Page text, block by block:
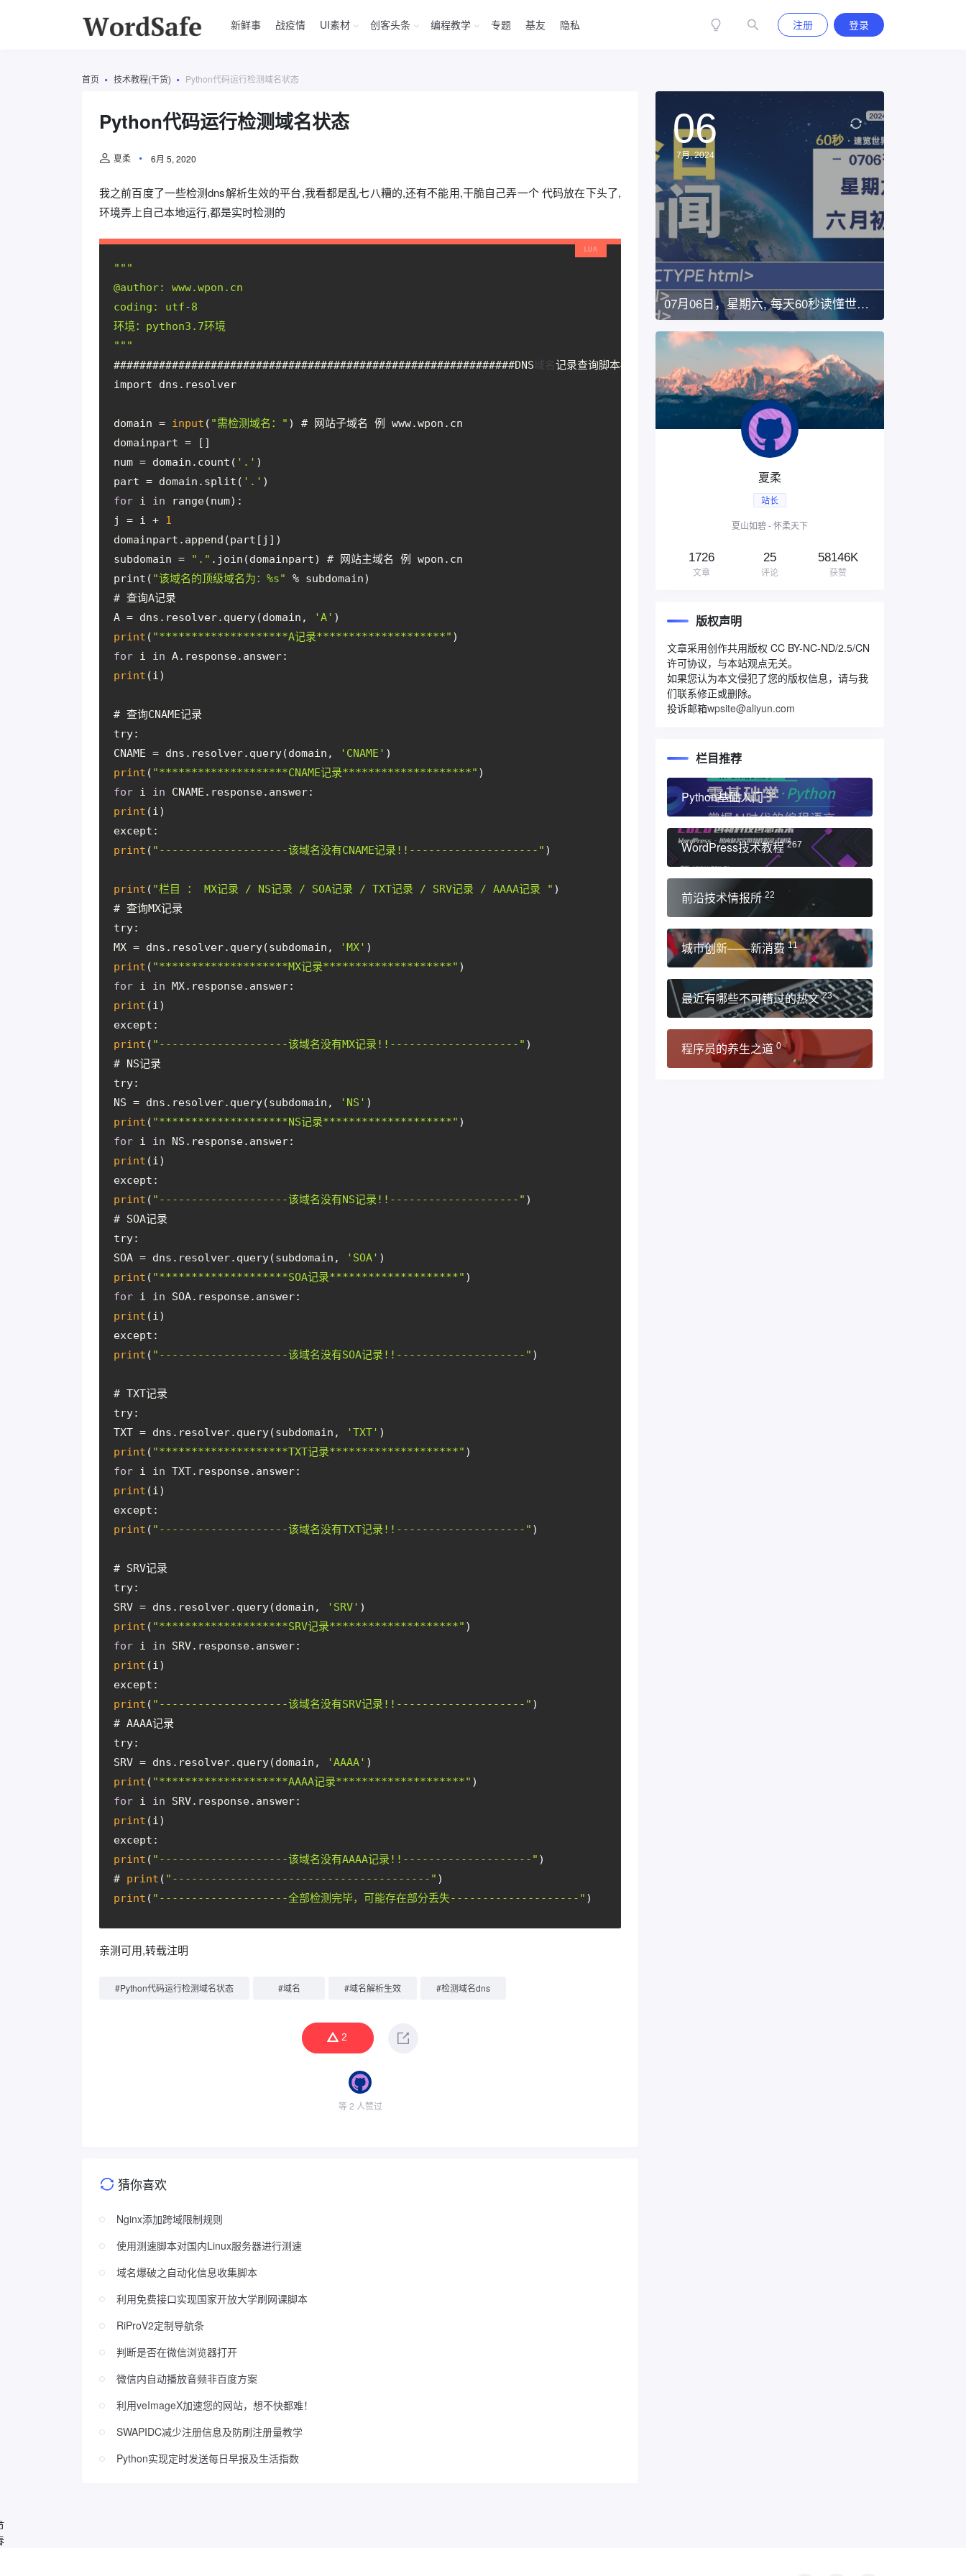
新鲜事 战疫情 UI素材 创客头条 编程教学 专题 基友 隐私 注册 登录
首页 技术教程(干货) Python代码运行检测域名状态
Python代码运行检测域名状态
夏柔 6月 5, 2020
我之前百度了一些检测dns解析生效的平台,我看都是乱七八糟的,还有不能用,干脆自己弄一个 代码放在下头了,
环境弄上自己本地运行,都是实时检测的
"" "
@author: www.wpon.cn
coding: utf-8
环境：python3.7环境
" ""
##############################################################DNS域名记录查询脚本
import dns.resolver
domain = input ( "需检测域名：" ) # 网站子域名 例 www.wpon.cn
domainpart = []
num = domain.count( '.' )
part = domain.split( '.' )
for i in range(num):
j = i + 1
domainpart.append(part[j])
subdomain =
"." .join(domainpart) # 网站主域名 例 wpon.cn
print( "该域名的顶级域名为：%s"
% subdomain)
# 查询A记录
A = dns.resolver.query(domain,
'A' )
print ( "********************A记录********************" )
for i in A.response.answer:
print (i)
# 查询CNAME记录
try:
CNAME = dns.resolver.query(domain,
'CNAME' )
print ( "********************CNAME记录********************" )
for i in CNAME.response.answer:
print (i)
except:
print ( "--------------------该域名没有CNAME记录!!--------------------" )
print ( "栏目 ： MX记录 / NS记录 / SOA记录 / TXT记录 / SRV记录 / AAAA记录 " )
# 查询MX记录
try:
MX = dns.resolver.query(subdomain,
'MX' )
print ( "********************MX记录********************" )
for i in MX.response.answer:
print (i)
except:
print ( "--------------------该域名没有MX记录!!--------------------" )
# NS记录
try:
NS = dns.resolver.query(subdomain,
'NS' )
print ( "********************NS记录********************" )
for i in NS.response.answer:
print (i)
except:
print ( "--------------------该域名没有NS记录!!--------------------" )
# SOA记录
try:
SOA = dns.resolver.query(subdomain,
'SOA' )
print ( "********************SOA记录********************" )
for i in SOA.response.answer:
print (i)
except:
print ( "--------------------该域名没有SOA记录!!--------------------" )
# TXT记录
try:
TXT = dns.resolver.query(subdomain,
'TXT' )
print ( "********************TXT记录********************" )
for i in TXT.response.answer:
print (i)
except:
print ( "--------------------该域名没有TXT记录!!--------------------" )
# SRV记录
try:
SRV = dns.resolver.query(domain,
'SRV' )
print ( "********************SRV记录********************" )
for i in SRV.response.answer:
print (i)
except:
print ( "--------------------该域名没有SRV记录!!--------------------" )
# AAAA记录
try:
SRV = dns.resolver.query(domain,
'AAAA' )
print ( "********************AAAA记录********************" )
for i in SRV.response.answer:
print (i)
except:
print ( "--------------------该域名没有AAAA记录!!--------------------" )
# print ( "----------------------------------------" )
print ( "--------------------全部检测完毕，可能存在部分丢失--------------------" )
亲测可用,转载注明
#Python代码运行检测域名状态 #域名 #域名解析生效 #检测域名dns
2
等 2 人赞过
猜你喜欢
Nginx添加跨域限制规则
使用测速脚本对国内Linux服务器进行测速
域名爆破之自动化信息收集脚本
利用免费接口实现国家开放大学刷网课脚本
RiProV2定制导航条
判断是否在微信浏览器打开
微信内自动播放音频非百度方案
利用veImageX加速您的网站，想不快都难！
SWAPIDC减少注册信息及防刷注册量教学
Python实现定时发送每日早报及生活指数
06
7月, 2024
07月06日，星期六, 每天60秒读懂世
界！
夏柔
站长
夏山如碧 - 怀柔天下
1726
文章
25
评论
58146K
获赞
版权声明
文章采用创作共用版权 CC BY-NC-ND/2.5/CN
许可协议，与本站观点无关。
如果您认为本文侵犯了您的版权信息，请与我
们联系修正或删除。
投诉邮箱wpsite@aliyun.com
栏目推荐
Python基础入门 33
WordPress技术教程 267
前沿技术情报所 22
城市创新——新消费 11
最近有哪些不可错过的热文 23
程序员的养生之道 0